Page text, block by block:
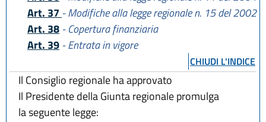
Art. 37 - Modifiche alla legge regionale n. 15 del 2002
Art. 38 - Copertura finanziaria
Art. 39 - Entrata in vigore
CHIUDI L'INDICE
Il Consiglio regionale ha approvato
Il Presidente della Giunta regionale promulga
la seguente legge: